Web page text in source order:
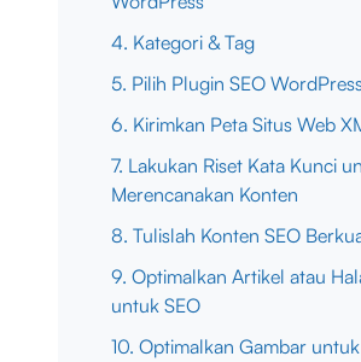
4. Kategori & Tag
5. Pilih Plugin SEO
6. Kirimkan Peta Situs Web
7. Lakukan Riset Kata Kunci
Merencanakan Konten
8. Tulislah Konten SEO
9. Optimalkan Artikel atau
untuk SEO
10. Optimalkan Gambar